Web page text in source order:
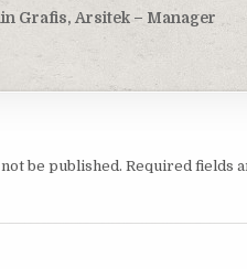
Grafis, Arsitek – Manager
be published. Required fields